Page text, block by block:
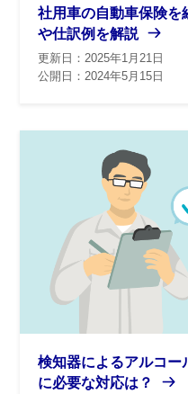
社用車の自動車保険を
や仕訳例を解説
更新日：2025年1月21日
公開日：2024年5月15日
検知器によるアルコー
に必要な対応は？